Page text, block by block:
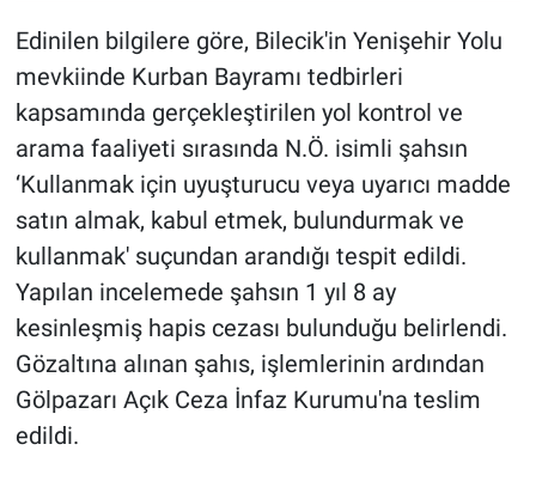
Edinilen bilgilere göre, Bilecik'in Yenişehir Yolu
mevkiinde Kurban Bayramı tedbirleri
kapsamında gerçekleştirilen yol kontrol ve
arama faaliyeti sırasında N.Ö. isimli şahsın
‘Kullanmak için uyuşturucu veya uyarıcı madde
satın almak, kabul etmek, bulundurmak ve
kullanmak' suçundan arandığı tespit edildi.
Yapılan incelemede şahsın 1 yıl 8 ay
kesinleşmiş hapis cezası bulunduğu belirlendi.
Gözaltına alınan şahıs, işlemlerinin ardından
Gölpazarı Açık Ceza İnfaz Kurumu'na teslim
edildi.